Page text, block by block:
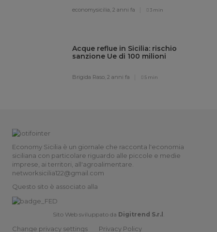
economysicilia,2 anni fa 3 min
Acque reflue in Sicilia: rischio
sanzione Ue di 100 milioni
Brigida Raso,2 anni fa 5 min
Economy Sicilia è un giornale che racconta l'economia
siciliana con particolare riguardo alle piccole e medie
imprese, ai territori, all'agroalimentare.
networksicilia122@gmail.com
Questo sito è associato alla
Sito Web sviluppato da Digitrend S.r.l
Change privacy settings Privacy Policy